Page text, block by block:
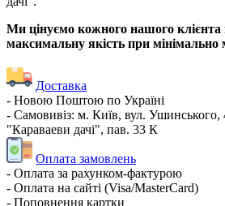
Ми цінуємо кожного нашого клієнта
максимальну якість при
Доставка
- Новою Поштою по Україні
- Самовивіз: м. Київ, вул. Ушинського,
"Караваеви дачі", пав. 33 К
Оплата замовлень
- Оплата за рахунком-фактурою
- Оплата на сайті (Visa/MasterCard)
- Поповнення картки